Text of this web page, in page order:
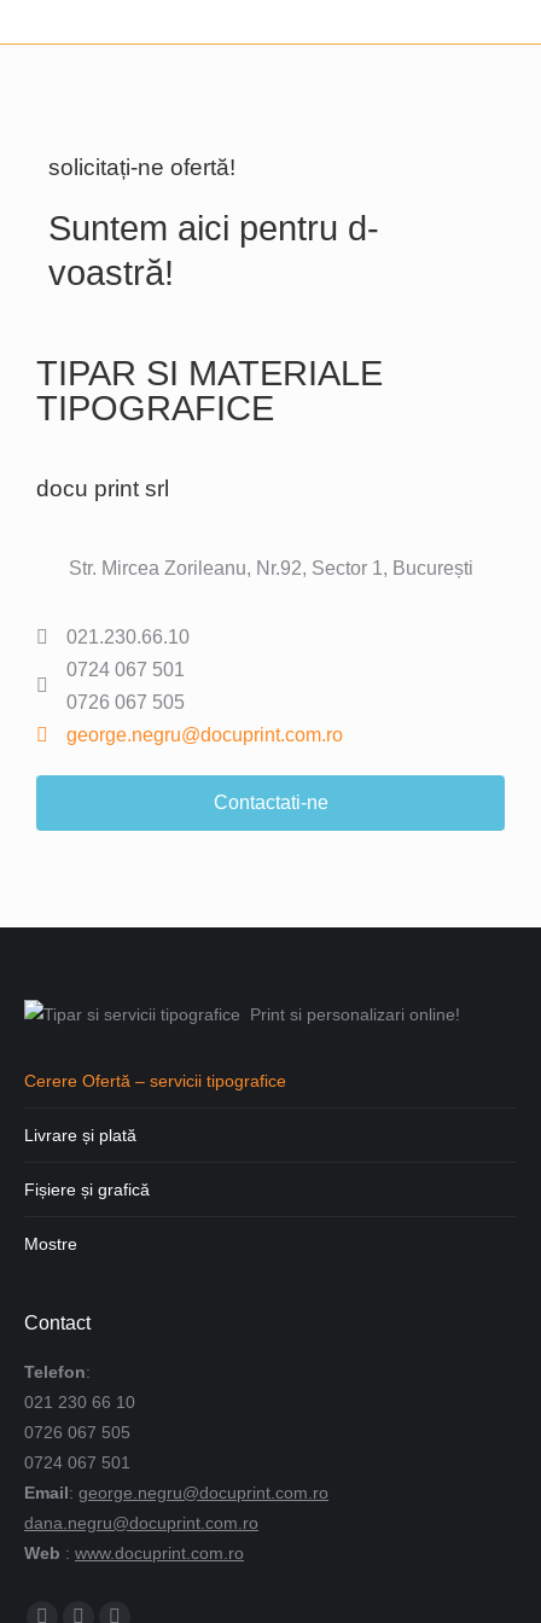
solicitați-ne ofertă!
Suntem aici pentru d-
voastră!
TIPAR SI MATERIALE
TIPOGRAFICE
docu print srl
Str. Mircea Zorileanu, Nr.92, Sector 1, București
021.230.66.10
0724 067 501
0726 067 505
george.negru@docuprint.com.ro
Contactati-ne
Cerere Ofertă – servicii tipografice
Livrare și plată
Fișiere și grafică
Mostre
Contact
Telefon:
021 230 66 10
0726 067 505
0724 067 501
Email: george.negru@docuprint.com.ro
dana.negru@docuprint.com.ro
Web : www.docuprint.com.ro
Find us on: